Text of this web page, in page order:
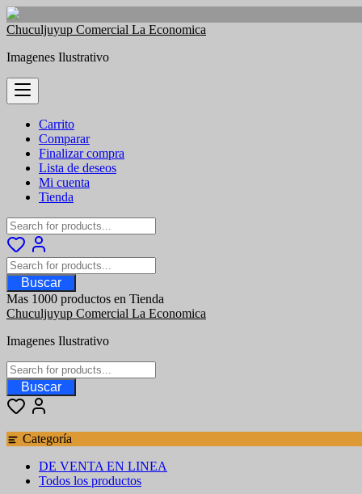
Saltar
contenido
Chuculjuyup Comercial La Economica
Imagenes Ilustrativo
Carrito
Comparar
Finalizar compra
Lista de deseos
Mi cuenta
Tienda
Buscar
Mas 1000 productos en Tienda
Chuculjuyup Comercial La Economica
Imagenes Ilustrativo
Buscar
Categoría
DE VENTA EN LINEA
Todos los productos